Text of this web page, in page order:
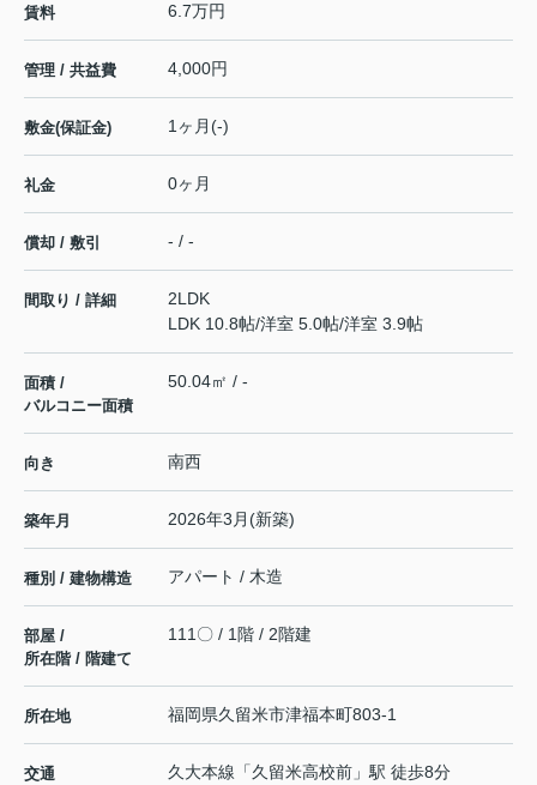
賃料 6.7万円
管理 / 共益費 4,000円
敷金(保証金) 1ヶ月(-)
礼金 0ヶ月
償却 / 敷引 - / -
間取り / 詳細
2LDK
LDK 10.8帖/洋室 5.0帖/洋室 3.9帖
面積 /
バルコニー面積
50.04㎡ / -
向き 南西
築年月 2026年3月(新築)
種別 / 建物構造 アパート / 木造
部屋 /
所在階 / 階建て
111〇 / 1階 / 2階建
所在地 福岡県久留米市津福本町803-1
交通 久大本線 「久留米高校前 」駅 徒歩8分